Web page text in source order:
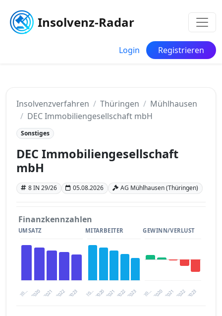
Insolvenz-Radar
Login Registrieren
Insolvenzverfahren Thüringen
Mühlhausen
DEC Immobiliengesellschaft mbH
Sonstiges
DEC Immobiliengesellschaft
mbH
8 IN 29/26 05.08.2026 AG Mühlhausen (Thüringen)
Finanzkennzahlen
UMSATZ
20… 2021 2023
2020 2022
MITARBEITER
20… 2021 2023
2020 2022
GEWINN/VERLUST
20… 2021 2023
2020 2022